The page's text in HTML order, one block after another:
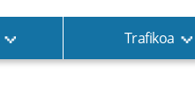
Trafikoa